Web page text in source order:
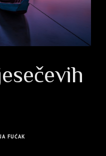
FUĆAK